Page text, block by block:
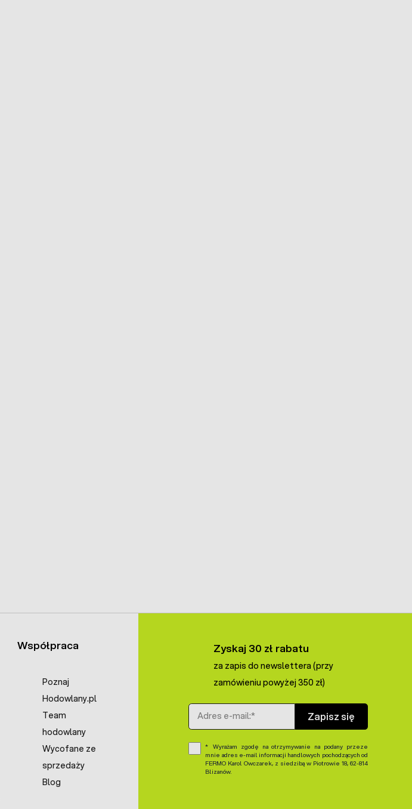
Współpraca
Poznaj
Hodowlany.pl
Team
hodowlany
Wycofane ze
sprzedaży
Blog
Zyskaj 30 zł rabatu
za zapis do newslettera (przy
zamówieniu powyżej 350 zł)
Adres e-mail
Zapisz się
Wyrażam zgodę na otrzymywanie na podany przeze
mnie adres e-mail informacji handlowych pochodzących od
FERMO Karol Owczarek, z siedzibą w Piotrowie 18, 62-814
Blizanów.